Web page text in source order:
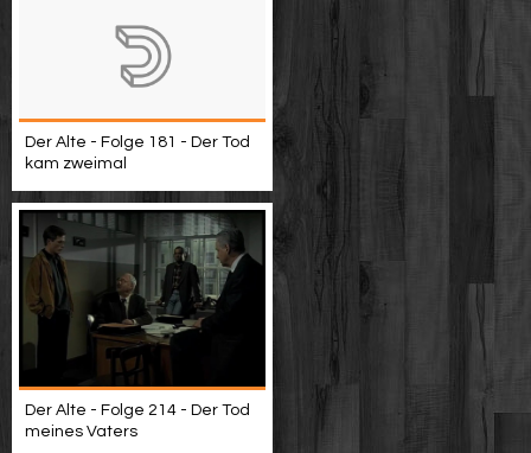
Der Alte - Folge 181 - Der Tod
kam zweimal
Der Alte - Folge 214 - Der Tod
meines Vaters